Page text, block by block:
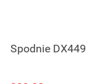
Spodnie DX449